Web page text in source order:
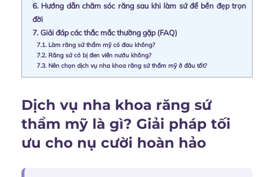
6. Hướng dẫn chăm sóc răng sau khi làm sứ để bền đẹp trọn
đời
7. Giải đáp các thắc mắc thường gặp (FAQ)
7.1. Làm răng sứ thẩm mỹ có đau không?
7.2. Răng sứ có bị đen viền nướu không?
7.3. Nên chọn dịch vụ nha khoa răng sứ thẩm mỹ ở đâu tốt?
Dịch vụ nha khoa răng sứ
thẩm mỹ là gì? Giải pháp tối
ưu cho nụ cười hoàn hảo